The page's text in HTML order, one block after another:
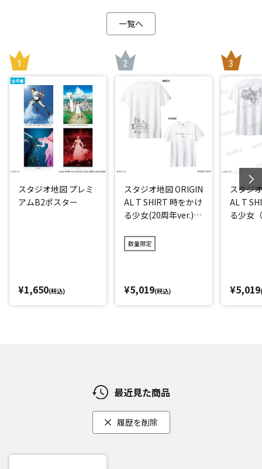
一覧へ
スタジオ地図 プレミ
アムB2ポスター
¥1,650(税込)
スタジオ地図 ORIGIN
AL T SHIRT 時をかけ
る少女(20周年ver.)
数量限定
¥5,019(税込)
スタジ
AL T
る少女
¥5,019
最近見た商品
履歴を削除